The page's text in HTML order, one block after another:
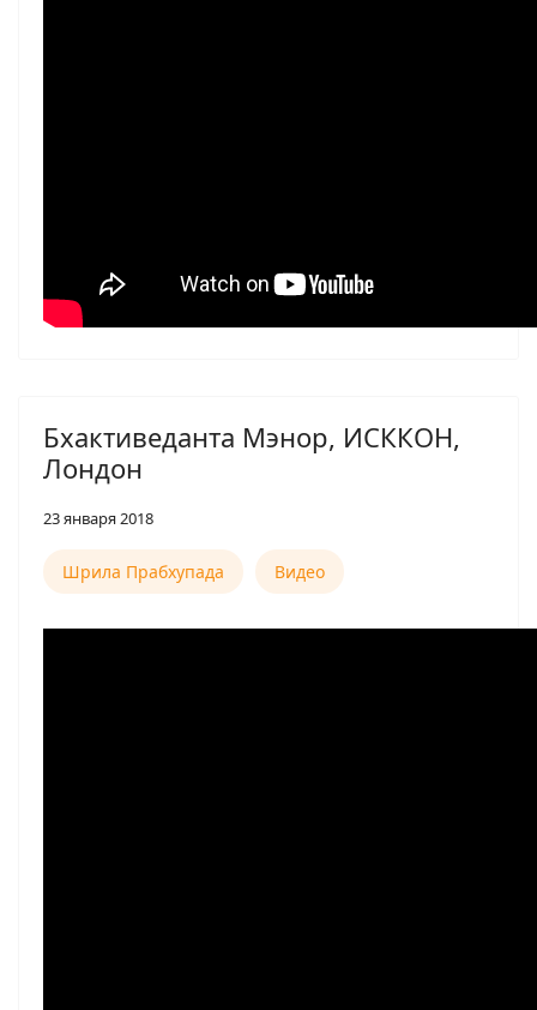
Бхактиведанта Мэнор, ИСККОН,
Лондон
23 января 2018
Шрила Прабхупада Видео